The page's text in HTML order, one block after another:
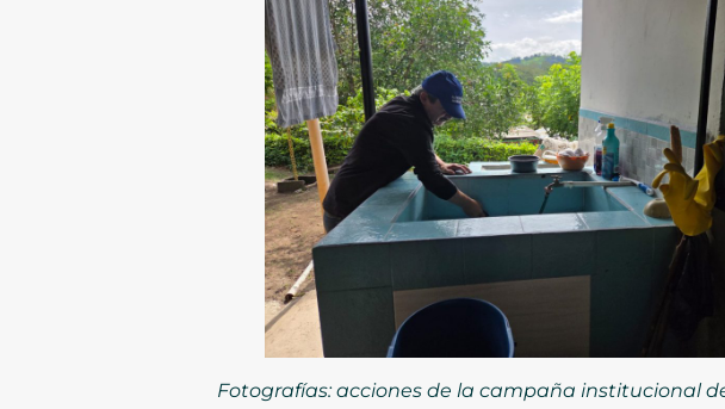
Fotografías: acciones de la campaña institucional